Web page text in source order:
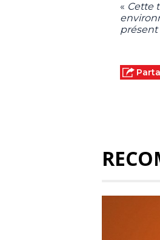
« Cette
présent